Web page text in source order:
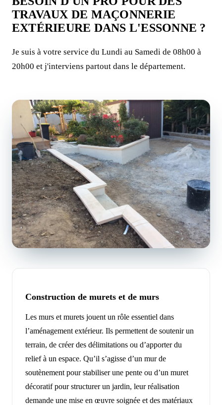
TRAVAUX DE MAÇONNERIE
EXTÉRIEURE DANS L'ESSONNE ?
Je suis à votre service du Lundi au Samedi de 08h00 à
20h00 et j'interviens partout dans le département.
Construction de murets et de murs
Les murs et murets jouent un rôle essentiel dans
l’aménagement extérieur. Ils permettent de soutenir un
terrain, de créer des délimitations ou d’apporter du
relief à un espace. Qu’il s’agisse d’un mur de
soutènement pour stabiliser une pente ou d’un muret
décoratif pour structurer un jardin, leur réalisation
demande une mise en œuvre soignée et des matériaux